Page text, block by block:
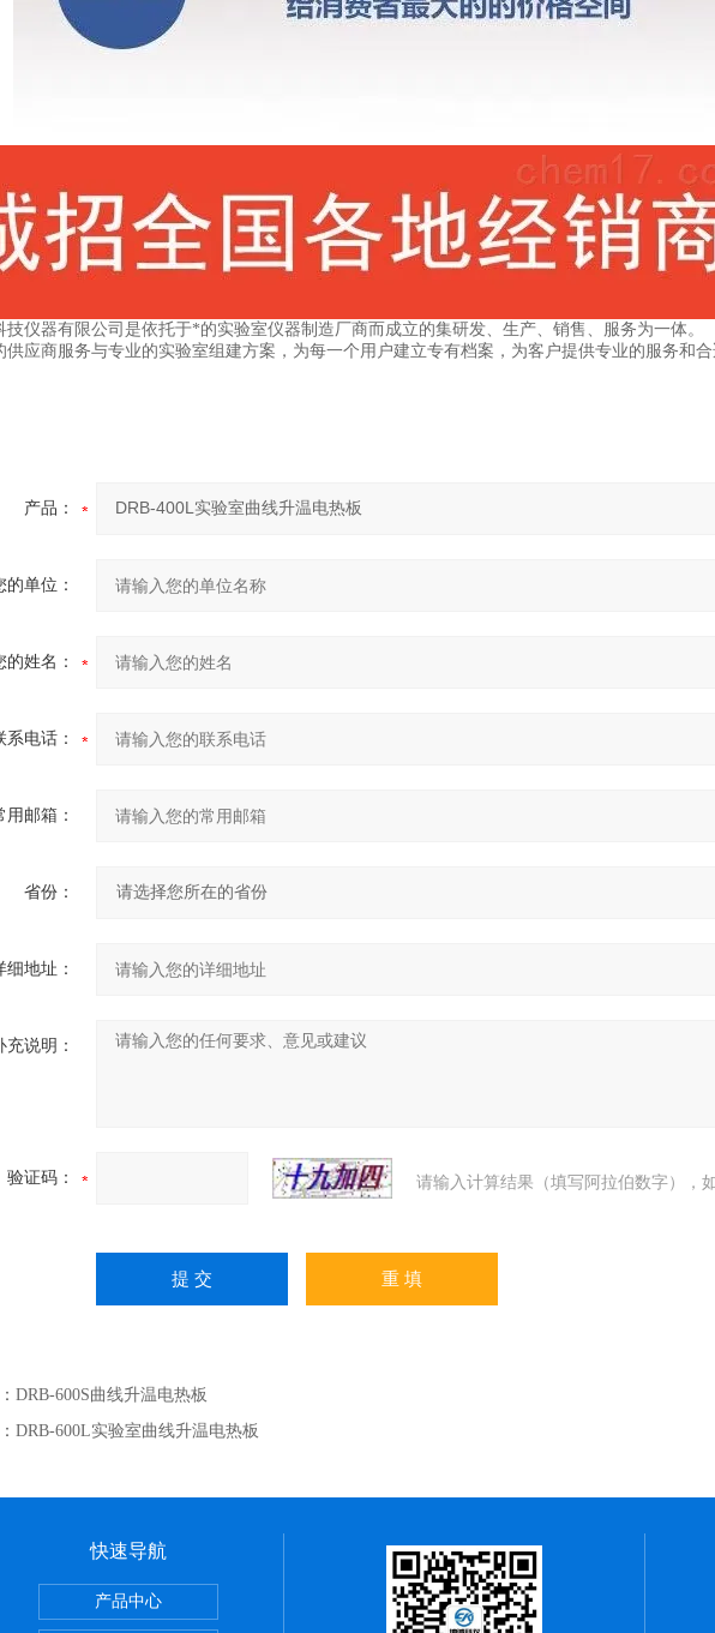
技仪器有限公司是依托于*的实验室仪器制造厂商而成立的集研发、生产、销售、服务为一体。
供应商服务与专业的实验室组建方案，为每一个用户建立专有档案，为客户提供专业的服务和
产品：
的单位：
的姓名：
系电话：
用邮箱：
省份：
细地址：
充说明：
验证码： 请输入计算结果（填写阿拉伯数字），
DRB-600S曲线升温电热板
DRB-600L实验室曲线升温电热板
藏柜
快速导航
产品中心